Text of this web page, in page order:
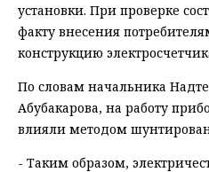
установки. При проверке
факту внесения
конструкцию
По словам начальника
Абубакарова, на работу
влияли методом
- Таким образом,